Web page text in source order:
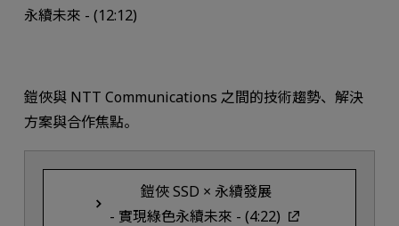
永續未來 - (12:12)
鎧俠與 NTT Communications 之間的技術趨勢、解決
方案與合作焦點。
鎧俠 SSD × 永續發展
- 實現綠色永續未來 - (4:22)